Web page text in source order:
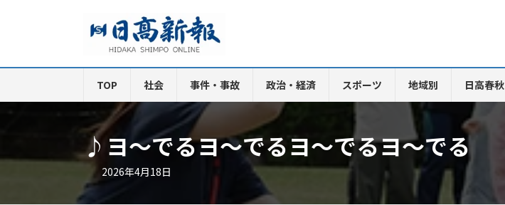
プ
動
TOP 社会 事件・事故 政治・経済 スポーツ 地域別 日高春秋
♪ヨ～でるヨ～でるヨ～でるヨ～でる
2026年4月18日